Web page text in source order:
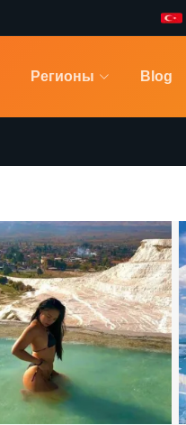
Регионы Blog